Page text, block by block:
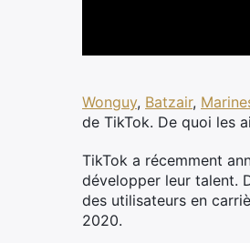
Wonguy, Batzair,
de TikTok. De quoi les
TikTok a récemment
développer leur talent.
des utilisateurs en
2020.